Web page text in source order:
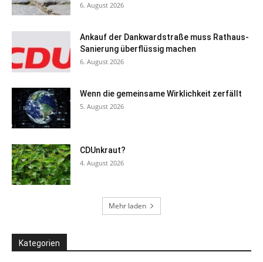
6. August 2026
Ankauf der Dankwardstraße muss Rathaus-
Sanierung überflüssig machen
6. August 2026
Wenn die gemeinsame Wirklichkeit zerfällt
5. August 2026
CDUnkraut?
4. August 2026
Mehr laden
Kategorien